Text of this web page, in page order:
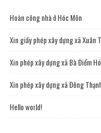
Hoàn công nhà ở Hóc Môn
Xin giấy phép xây dựng xã Xuân
Xin phép xây dựng xã Bà Điểm
Xin phép xây dựng xã Đông
Hello world!